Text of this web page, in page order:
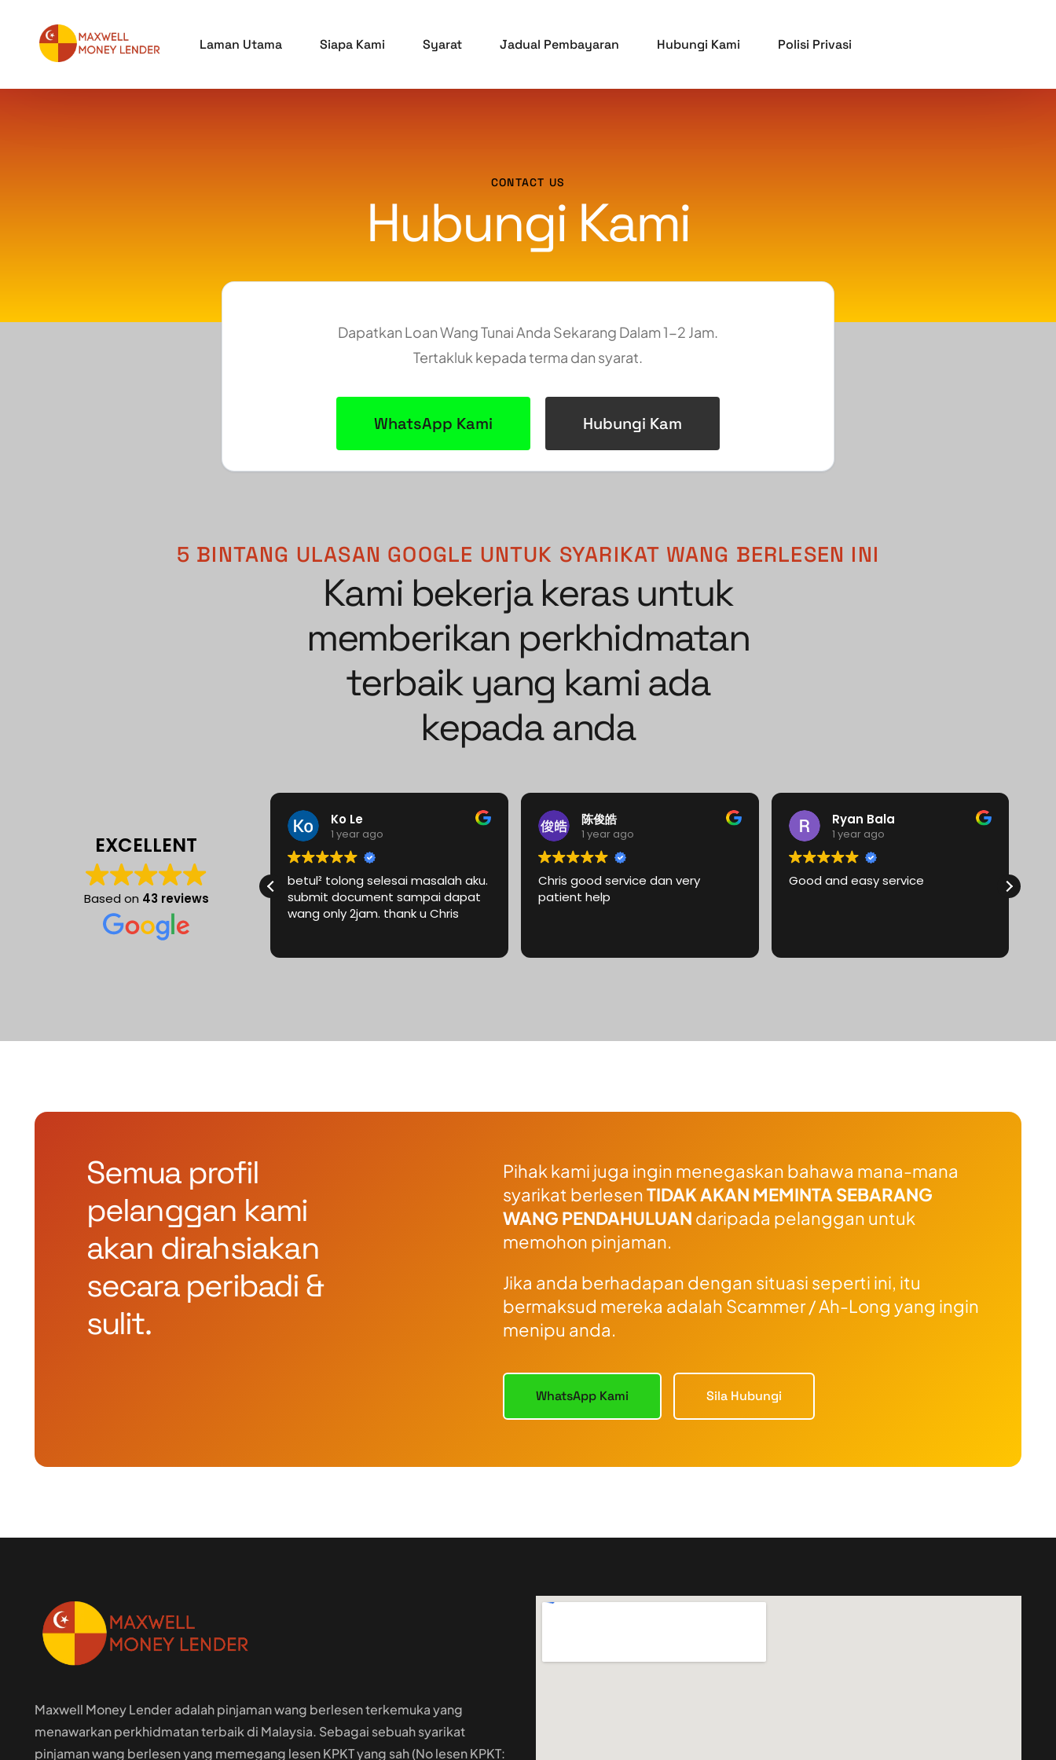
Laman Utama Siapa Kami Syarat Jadual Pembayaran Hubungi Kami Polisi Privasi
CONTACT US
Hubungi Kami
Dapatkan Loan Wang Tunai Anda Sekarang Dalam 1-2 Jam.
Tertakluk kepada terma dan syarat.
WhatsApp Kami Hubungi Kam
5 BINTANG ULASAN GOOGLE UNTUK SYARIKAT WANG BERLESEN INI
Kami bekerja keras untuk
memberikan perkhidmatan
terbaik yang kami ada
kepada anda
EXCELLENT
Based on 43 reviews
Chris was helpful person! Thanks!
Ko Le
1 year ago
betul² tolong selesai masalah aku.
submit document sampai dapat
wang only 2jam. thank u Chris
陈俊皓
1 year ago
Chris good service dan very
patient help
Ryan Bala
1 year ago
Good and easy service
Semua profil
pelanggan kami
akan dirahsiakan
secara peribadi &
sulit.
Pihak kami juga ingin menegaskan bahawa mana-mana
syarikat berlesenTIDAK AKAN MEMINTA SEBARANG
WANG PENDAHULUAN daripada pelanggan untuk
memohon pinjaman.
Jika anda berhadapan dengan situasi seperti ini, itu
bermaksud mereka adalah Scammer / Ah-Long yang ingin
menipu anda.
WhatsApp Kami Sila Hubungi
Maxwell Money Lender adalah pinjaman wang berlesen terkemuka yang
menawarkan perkhidmatan terbaik di Malaysia. Sebagai sebuah syarikat
pinjaman wang berlesen yang memegang lesen KPKT yang sah (No lesen KPKT: